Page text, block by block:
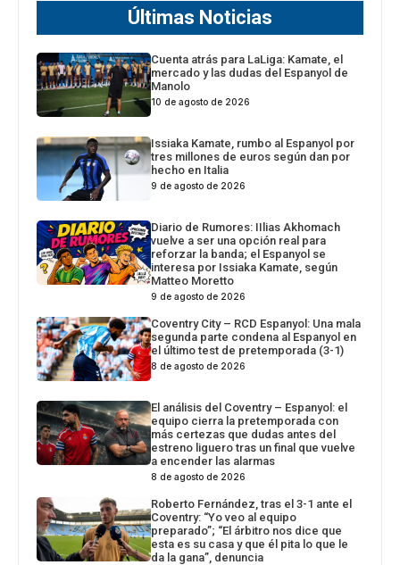
Últimas Noticias
Cuenta atrás para LaLiga: Kamate, el
mercado y las dudas del Espanyol de
Manolo
10 de agosto de 2026
Issiaka Kamate, rumbo al Espanyol por
tres millones de euros según dan por
hecho en Italia
9 de agosto de 2026
Diario de Rumores: IIlias Akhomach
vuelve a ser una opción real para
reforzar la banda; el Espanyol se
interesa por Issiaka Kamate, según
Matteo Moretto
9 de agosto de 2026
Coventry City – RCD Espanyol: Una mala
segunda parte condena al Espanyol en
el último test de pretemporada (3-1)
8 de agosto de 2026
El análisis del Coventry – Espanyol: el
equipo cierra la pretemporada con
más certezas que dudas antes del
estreno liguero tras un final que vuelve
a encender las alarmas
8 de agosto de 2026
Roberto Fernández, tras el 3-1 ante el
Coventry: “Yo veo al equipo
preparado”; “El árbitro nos dice que
esta es su casa y que él pita lo que le
da la gana”, denuncia